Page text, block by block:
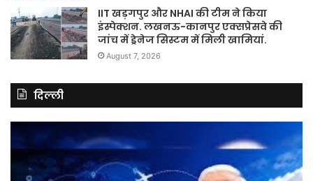
IIT खड़गपुर और NHAI की टीम ने किया
इंस्पेक्शन. लखनऊ-कानपुर एक्सप्रेसवे की
जांच में ड्रेनेज सिस्टम में मिली खामियां.
August 7, 2026
दिल्ली